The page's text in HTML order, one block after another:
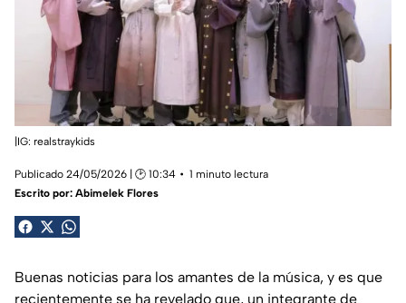
|IG: realstraykids
Publicado 24/05/2026 | 🕑 10:34
1 minuto lectura
Escrito por: Abimelek Flores
Buenas noticias para los amantes de la música, y es que
recientemente se ha revelado que, un integrante de